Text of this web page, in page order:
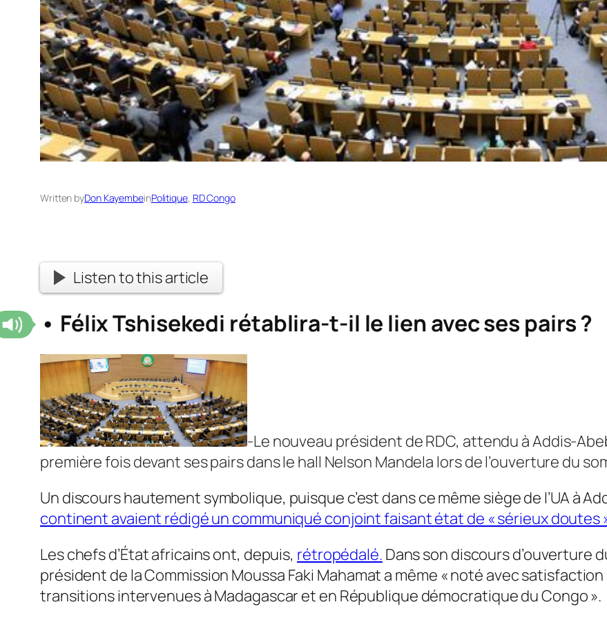
Written byDon KayembeinPolitique, RD Congo
Listen to this article
• Félix Tshisekedi rétablira-t-il le lien avec ses pairs ?
-Le nouveau président de RDC, attendu à Addis-
première fois devant ses pairs dans le hall Nelson Mandela lors de l’ouverture du
Un discours hautement symbolique, puisque c’est dans ce même siège de l’UA à
continent avaient rédigé un communiqué conjoint faisant état de « sérieux doutes
Les chefs d’État africains ont, depuis, rétropédalé. Dans son discours d’ouverture
président de la Commission Moussa Faki Mahamat a même « noté avec
transitions intervenues à Madagascar et en République démocratique du Congo ».